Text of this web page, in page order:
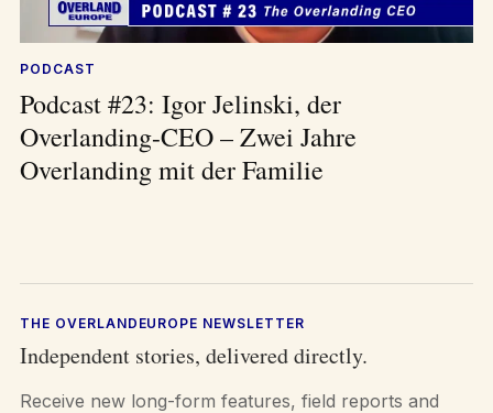
PODCAST
Podcast #23: Igor Jelinski, der
Overlanding-CEO – Zwei Jahre
Overlanding mit der Familie
THE OVERLANDEUROPE NEWSLETTER
Independent stories, delivered directly.
Receive new long-form features, field reports and